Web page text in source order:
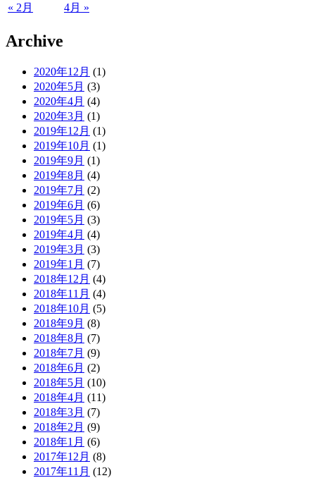
« 2月 4月 »
Archive
2020年12月 (1)
2020年5月 (3)
2020年4月 (4)
2020年3月 (1)
2019年12月 (1)
2019年10月 (1)
2019年9月 (1)
2019年8月 (4)
2019年7月 (2)
2019年6月 (6)
2019年5月 (3)
2019年4月 (4)
2019年3月 (3)
2019年1月 (7)
2018年12月 (4)
2018年11月 (4)
2018年10月 (5)
2018年9月 (8)
2018年8月 (7)
2018年7月 (9)
2018年6月 (2)
2018年5月 (10)
2018年4月 (11)
2018年3月 (7)
2018年2月 (9)
2018年1月 (6)
2017年12月 (8)
2017年11月 (12)